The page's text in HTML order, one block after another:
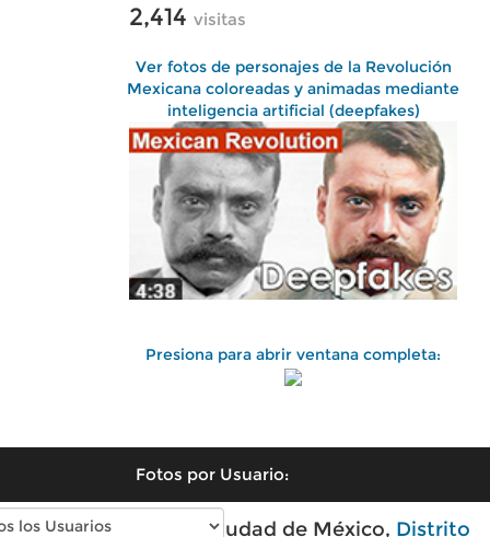
2,414 visitas
Ver fotos de personajes de la Revolución
Mexicana coloreadas y animadas mediante
inteligencia artificial (deepfakes)
Presiona para abrir ventana completa:
Fotos por Usuario:
Fotos antiguas de Ciudad de México, Distrito